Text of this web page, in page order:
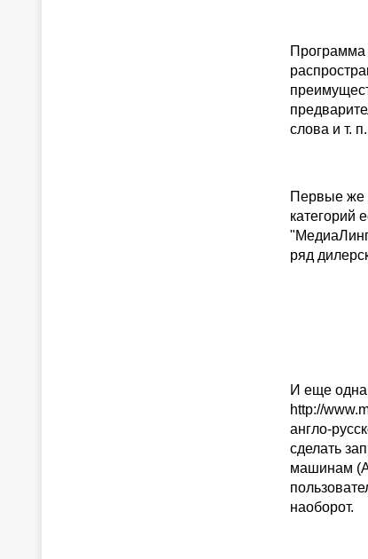
Программа
слова и т. п.
Первые же
категорий
ряд
И еще одна
http://
англо-
сделать
машинам
наоборот.